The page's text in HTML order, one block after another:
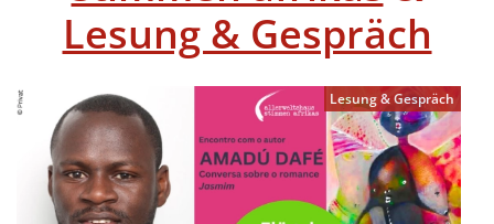
Lesung & Gespräch
Lesung & Gespräch